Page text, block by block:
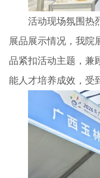
活动现场氛围热
展品展示情况，我院
品紧扣活动主题，兼
能人才培养成效，受